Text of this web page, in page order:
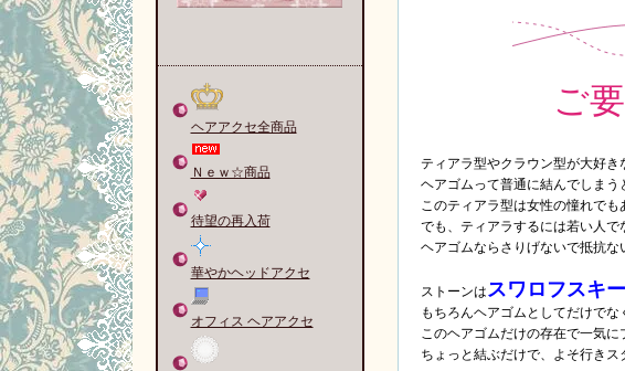
ヘアアクセ全商品
Ｎｅｗ☆商品
待望の再入荷
華やかヘッドアクセ
オフィス ヘアアクセ
ご
ティアラ型やクラウン型が大好
ヘアゴムって普通に結んでしまう
このティアラ型は女性の憧れで
でも、ティアラするには若い人
ヘアゴムならさりげないで抵抗な
ストーンはスワロフスキ
もちろんヘアゴムとしてだけで
このヘアゴムだけの存在で一気
ちょっと結ぶだけで、よそ行き